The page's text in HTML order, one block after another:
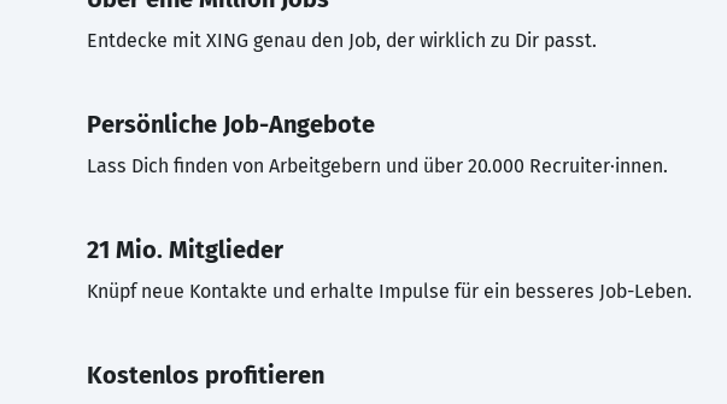
Entdecke mit XING genau den Job, der wirklich zu Dir passt.
Persönliche Job-Angebote
Lass Dich finden von Arbeitgebern und über 20.000 Recruiter·innen.
21 Mio. Mitglieder
Knüpf neue Kontakte und erhalte Impulse für ein besseres Job-Leben.
Kostenlos profitieren